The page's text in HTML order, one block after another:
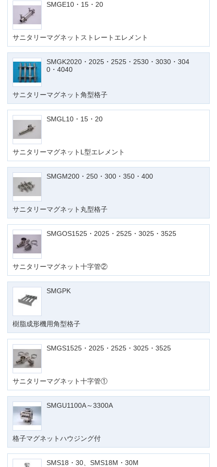
SMGE10・15・20
サニタリーマグネットストレートエレメント
SMGK2020・2025・2525・2530・3030・304
0・4040
サニタリーマグネット角型格子
SMGL10・15・20
サニタリーマグネットL型エレメント
SMGM200・250・300・350・400
サニタリーマグネット丸型格子
SMGOS1525・2025・2525・3025・3525
サニタリーマグネット十字管②
SMGPK
樹脂成形機用角型格子
SMGS1525・2025・2525・3025・3525
サニタリーマグネット十字管①
SMGU1100A～3300A
格子マグネットハウジング付
SMS18・30、SMS18M・30M